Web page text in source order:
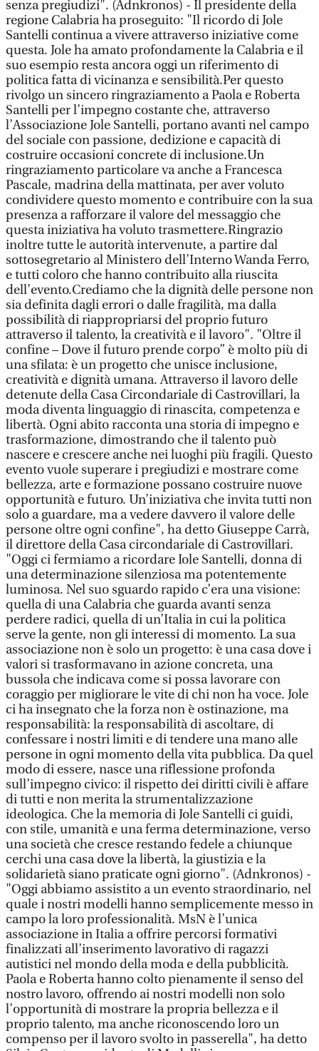
senza pregiudizi". (Adnkronos) - Il presidente della
regione Calabria ha proseguito: "Il ricordo di Jole
Santelli continua a vivere attraverso iniziative come
questa. Jole ha amato profondamente la Calabria e il
suo esempio resta ancora oggi un riferimento di
politica fatta di vicinanza e sensibilità.Per questo
rivolgo un sincero ringraziamento a Paola e Roberta
Santelli per l’impegno costante che, attraverso
l’Associazione Jole Santelli, portano avanti nel campo
del sociale con passione, dedizione e capacità di
costruire occasioni concrete di inclusione.Un
ringraziamento particolare va anche a Francesca
Pascale, madrina della mattinata, per aver voluto
condividere questo momento e contribuire con la sua
presenza a rafforzare il valore del messaggio che
questa iniziativa ha voluto trasmettere.Ringrazio
inoltre tutte le autorità intervenute, a partire dal
sottosegretario al Ministero dell’Interno Wanda Ferro,
e tutti coloro che hanno contribuito alla riuscita
dell’evento.Crediamo che la dignità delle persone non
sia definita dagli errori o dalle fragilità, ma dalla
possibilità di riappropriarsi del proprio futuro
attraverso il talento, la creatività e il lavoro". "Oltre il
confine – Dove il futuro prende corpo” è molto più di
una sfilata: è un progetto che unisce inclusione,
creatività e dignità umana. Attraverso il lavoro delle
detenute della Casa Circondariale di Castrovillari, la
moda diventa linguaggio di rinascita, competenza e
libertà. Ogni abito racconta una storia di impegno e
trasformazione, dimostrando che il talento può
nascere e crescere anche nei luoghi più fragili. Questo
evento vuole superare i pregiudizi e mostrare come
bellezza, arte e formazione possano costruire nuove
opportunità e futuro. Un’iniziativa che invita tutti non
solo a guardare, ma a vedere davvero il valore delle
persone oltre ogni confine", ha detto Giuseppe Carrà,
il direttore della Casa circondariale di Castrovillari.
"Oggi ci fermiamo a ricordare Iole Santelli, donna di
una determinazione silenziosa ma potentemente
luminosa. Nel suo sguardo rapido c’era una visione:
quella di una Calabria che guarda avanti senza
perdere radici, quella di un’Italia in cui la politica
serve la gente, non gli interessi di momento. La sua
associazione non è solo un progetto: è una casa dove i
valori si trasformavano in azione concreta, una
bussola che indicava come si possa lavorare con
coraggio per migliorare le vite di chi non ha voce. Jole
ci ha insegnato che la forza non è ostinazione, ma
responsabilità: la responsabilità di ascoltare, di
confessare i nostri limiti e di tendere una mano alle
persone in ogni momento della vita pubblica. Da quel
modo di essere, nasce una riflessione profonda
sull’impegno civico: il rispetto dei diritti civili è affare
di tutti e non merita la strumentalizzazione
ideologica. Che la memoria di Jole Santelli ci guidi,
con stile, umanità e una ferma determinazione, verso
una società che cresce restando fedele a chiunque
cerchi una casa dove la libertà, la giustizia e la
solidarietà siano praticate ogni giorno". (Adnkronos) -
"Oggi abbiamo assistito a un evento straordinario, nel
quale i nostri modelli hanno semplicemente messo in
campo la loro professionalità. MsN è l’unica
associazione in Italia a offrire percorsi formativi
finalizzati all’inserimento lavorativo di ragazzi
autistici nel mondo della moda e della pubblicità.
Paola e Roberta hanno colto pienamente il senso del
nostro lavoro, offrendo ai nostri modelli non solo
l’opportunità di mostrare la propria bellezza e il
proprio talento, ma anche riconoscendo loro un
compenso per il lavoro svolto in passerella", ha detto